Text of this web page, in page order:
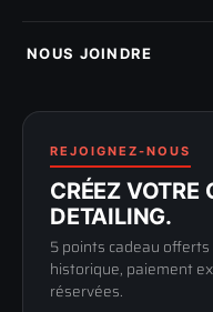
Mon parrainage
Programme fidelite
Compte pro
Politique de retour
Conditions générales
Mentions légales
Confidentialité
NOUS JOINDRE
89100 SENS
03 73 61 02 02
Lun-Ven
9h-12h / 14h-17h
REJOIGNEZ-NOUS
CRÉEZ VOTRE
DETAILING.
5 points cadeau
historique, paiement
réservées.